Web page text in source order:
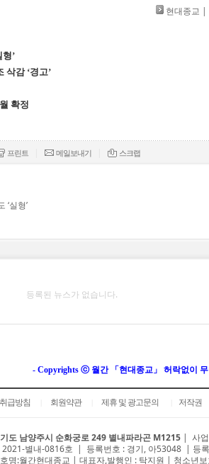
현대종교 |
’
삭감 ‘경고’
확정
프린트 메일보내기 스크랩
‘실형’
등록된 뉴스가 없습니다.
- Copyrights ⓒ 월간 「현대종교」 허락없이
급방침 회원약관 제휴 및 광고문의 저작권
도 남양주시 순화궁로 249 별내파라곤 M1215 | 사
2021-별내-0816호 | 등록번호 : 경기, 아53048 | 등
명:월간현대종교 | 대표자,발행인 : 탁지원 | 청소년